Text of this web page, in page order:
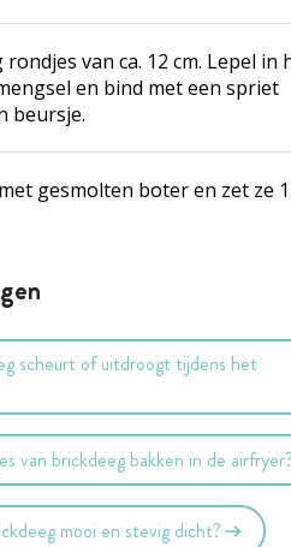
van ca. 12 cm. Lepel in
en bind met een spriet
beursje.
gesmolten boter en zet ze
scheurt of uitdroogt tijdens het
van brickdeeg bakken in de airfryer?
mooi en stevig dicht?